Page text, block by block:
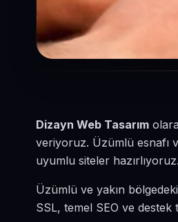
Dizayn Web Tasarım
veriyoruz. Üzümlü esnafı
uyumlu siteler hazırlıyoruz.
Üzümlü ve yakın
SSL, temel SEO ve destek